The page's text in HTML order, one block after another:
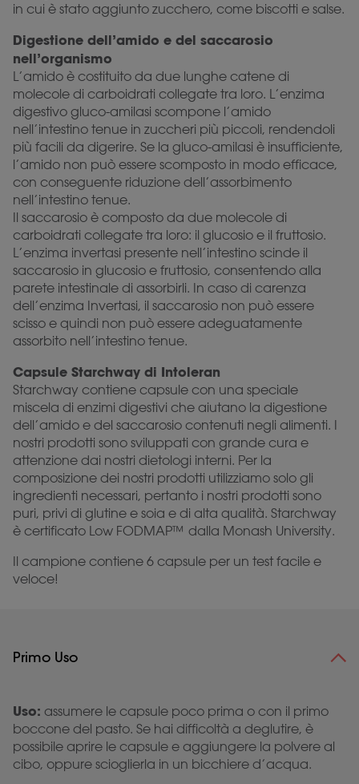
in cui è stato aggiunto zucchero, come biscotti e salse.
Digestione dell’amido e del saccarosio
nell’organismo
L’amido è costituito da due lunghe catene di
molecole di carboidrati collegate tra loro. L’enzima
digestivo gluco-amilasi scompone l’amido
nell’intestino tenue in zuccheri più piccoli, rendendoli
più facili da digerire. Se la gluco-amilasi è insufficiente,
l’amido non può essere scomposto in modo efficace,
con conseguente riduzione dell’assorbimento
nell’intestino tenue.
Il saccarosio è composto da due molecole di
carboidrati collegate tra loro: il glucosio e il fruttosio.
L’enzima invertasi presente nell’intestino scinde il
saccarosio in glucosio e fruttosio, consentendo alla
parete intestinale di assorbirli. In caso di carenza
dell’enzima Invertasi, il saccarosio non può essere
scisso e quindi non può essere adeguatamente
assorbito nell’intestino tenue.
Capsule Starchway di Intoleran
Starchway contiene capsule con una speciale
miscela di enzimi digestivi che aiutano la digestione
dell’amido e del saccarosio contenuti negli alimenti. I
nostri prodotti sono sviluppati con grande cura e
attenzione dai nostri dietologi interni. Per la
composizione dei nostri prodotti utilizziamo solo gli
ingredienti necessari, pertanto i nostri prodotti sono
puri, privi di glutine e soia e di alta qualità. Starchway
è certificato Low FODMAP™ dalla Monash University.
Il campione contiene 6 capsule per un test facile e
veloce!
Primo Uso
Uso: assumere le capsule poco prima o con il primo
boccone del pasto. Se hai difficoltà a deglutire, è
possibile aprire le capsule e aggiungere la polvere al
cibo, oppure scioglierla in un bicchiere d’acqua.